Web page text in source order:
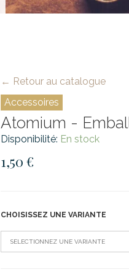
← Retour au catalogue
Accessoires
Atomium -
Disponibilité: En stock
1,50 €
CHOISISSEZ UNE VARIANTE
SÉLECTIONNEZ UNE VARIANTE